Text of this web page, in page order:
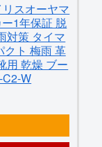
スオーヤマ
1年保証 脱
対策 タイマ
クト 梅雨 革
用 乾燥 ブー
W